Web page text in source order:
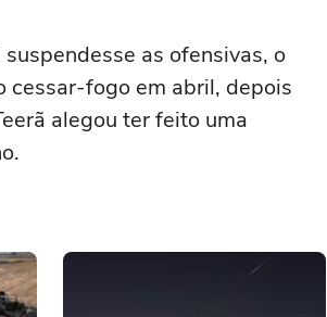
as ofensivas, o
cessar-fogo em abril, ⁠depois
alegou ter feito uma